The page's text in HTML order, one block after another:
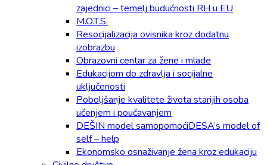
zajednici – temelj budućnosti RH u EU
M.O.T.S.
Resocijalizacija ovisnika kroz dodatnu
izobrazbu
Obrazovni centar za žene i mlade
Edukacijom do zdravlja i socijalne
uključenosti
Poboljšanje kvalitete života starijih osoba
učenjem i poučavanjem
DEŠIN model samopomoćiDESA’s model of
self – help
Ekonomsko osnaživanje žena kroz edukaciju